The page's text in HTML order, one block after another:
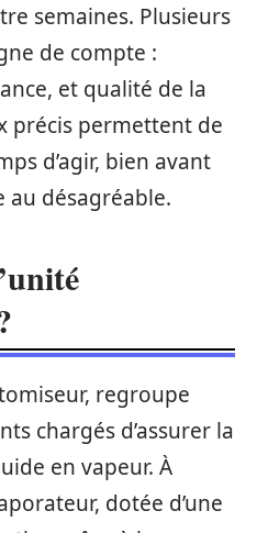
semaines. Plusieurs
de compte :
et qualité de la
précis permettent de
d’agir, bien avant
désagréable.
regroupe
chargés d’assurer la
en vapeur. À
dotée d’une